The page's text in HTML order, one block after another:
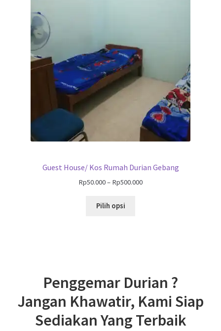
Guest House/ Kos Rumah Durian Gebang
Rp50.000– Rp500.000
Pilih opsi
Penggemar Durian ?
Jangan Khawatir, Kami Siap
Sediakan Yang Terbaik